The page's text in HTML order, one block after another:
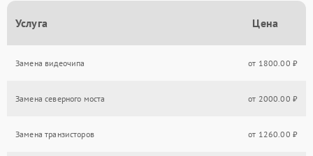
Услуга Цена
Замена видеочипа от 1800.00 ₽
Замена северного моста от 2000.00 ₽
Замена транзисторов от 1260.00 ₽